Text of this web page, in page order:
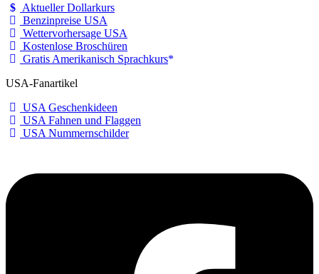
Aktueller Dollarkurs
Benzinpreise USA
Wettervorhersage USA
Kostenlose Broschüren
Gratis Amerikanisch Sprachkurs
USA-Fanartikel
USA Geschenkideen
USA Fahnen und Flaggen
USA Nummernschilder